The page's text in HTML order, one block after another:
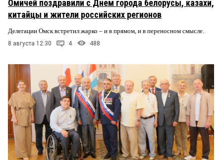
Омичей поздравили с Днем города белорусы, казахи,
китайцы и жители российских регионов
Делегации Омск встретил жарко – и в прямом, и в переносном смысле.
8 августа 12:30 4 488